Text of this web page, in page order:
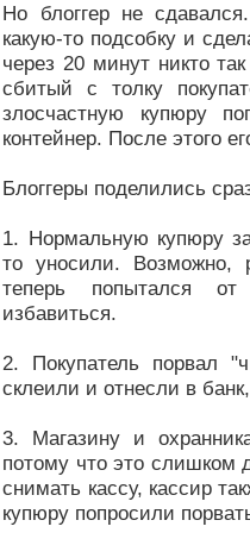
Но блоггер не
какую-то подсобку и
через 20 минут никто
сбитый с толку
злосчастную купюру
контейнер. После этого
Блоггеры поделились
1. Нормальную купюру
то уносили. Возможно,
теперь попытался
избавиться.
2. Покупатель порвал
склеили и отнесли в
3. Магазину и
потому что это слишком
снимать кассу, кассир
купюру попросили